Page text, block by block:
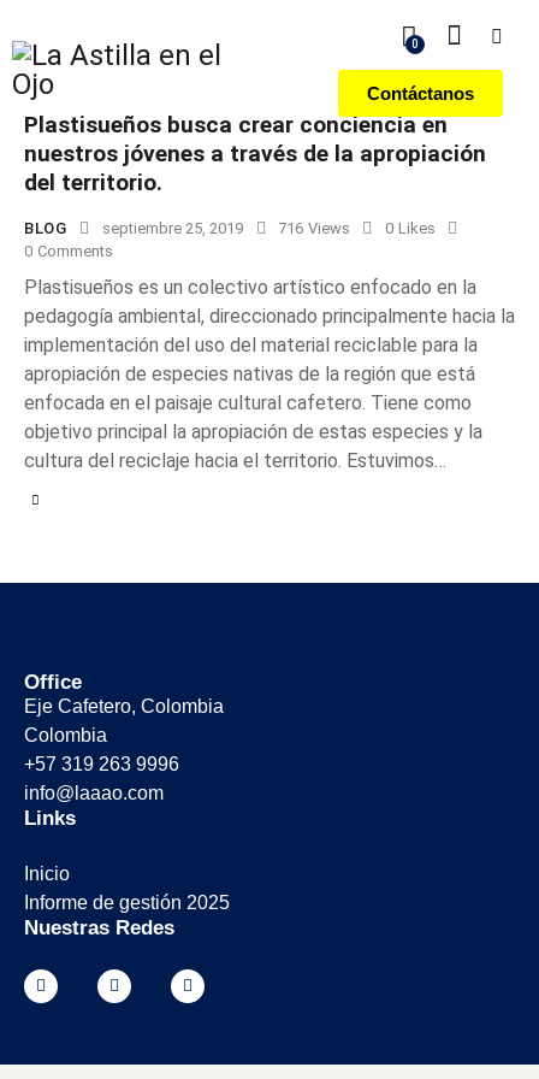
0
Contáctanos
Plastisueños busca crear conciencia en
nuestros jóvenes a través de la apropiación
del territorio.
BLOG septiembre 25, 2019 716 Views 0 Likes
0 Comments
Plastisueños es un colectivo artístico enfocado en la
pedagogía ambiental, direccionado principalmente hacia la
implementación del uso del material reciclable para la
apropiación de especies nativas de la región que está
enfocada en el paisaje cultural cafetero. Tiene como
objetivo principal la apropiación de estas especies y la
cultura del reciclaje hacia el territorio. Estuvimos…
Office
Eje Cafetero, Colombia
Colombia
+57 319 263 9996
info@laaao.com
Links
Inicio
Informe de gestión 2025
Nuestras Redes